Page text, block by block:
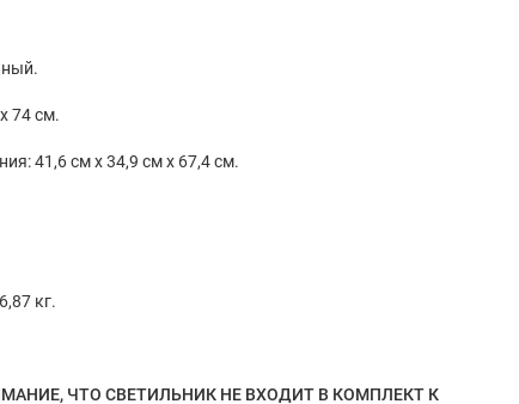
74 см.
41,6 см x 34,9 см x 67,4 см.
кг.
ЧТО СВЕТИЛЬНИК НЕ ВХОДИТ В КОМПЛЕКТ К